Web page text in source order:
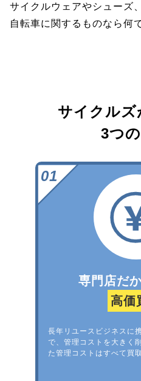
サイクルウェアやシューズ
自転車に関するものなら何
サイクルズ
3つ
専門店だ
高価
長年リユースビジネスに
で、管理コストを大きく
た管理コストはすべて買